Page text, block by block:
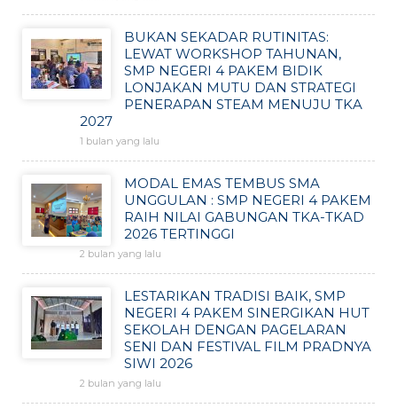
BUKAN SEKADAR RUTINITAS:
LEWAT WORKSHOP TAHUNAN,
SMP NEGERI 4 PAKEM BIDIK
LONJAKAN MUTU DAN STRATEGI
PENERAPAN STEAM MENUJU TKA
2027
1 bulan yang lalu
MODAL EMAS TEMBUS SMA
UNGGULAN : SMP NEGERI 4 PAKEM
RAIH NILAI GABUNGAN TKA-TKAD
2026 TERTINGGI
2 bulan yang lalu
LESTARIKAN TRADISI BAIK, SMP
NEGERI 4 PAKEM SINERGIKAN HUT
SEKOLAH DENGAN PAGELARAN
SENI DAN FESTIVAL FILM PRADNYA
SIWI 2026
2 bulan yang lalu